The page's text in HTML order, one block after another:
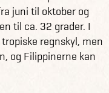
her
i Filippinerne
juni til oktober og
til ca. 32 grader. I
regnskyl, men
og Filippinerne kan